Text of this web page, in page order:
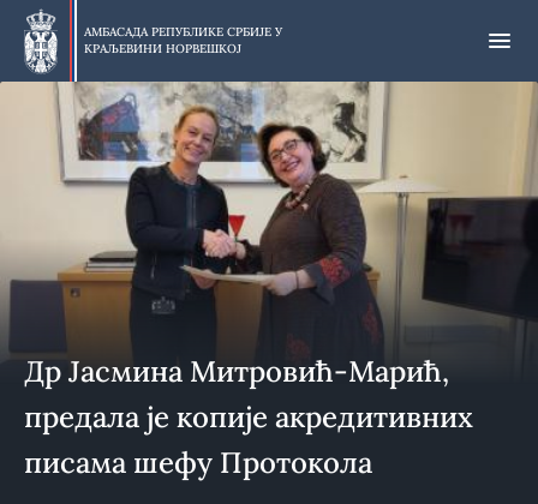
Прескочи
главни
део
АМБАСАДА РЕПУБЛИКЕ СРБИЈЕ У
КРАЉЕВИНИ НОРВЕШКОЈ
Др Јасмина Митровић-Марић,
предала је копије акредитивних
писама шефу Протокола